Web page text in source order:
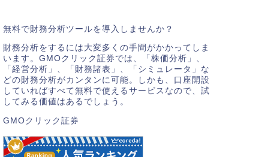
無料で財務分析ツールを導入しませんか？
財務分析をするには大変多くの手間がかかってしま
います。GMOクリック証券では、「株価分析」、
「経営分析」、「財務諸表」、「シミュレータ」な
どの財務分析がカンタンに可能。しかも、口座開設
していればすべて無料で使えるサービスなので、試
してみる価値はあるでしょう。
GMOクリック証券